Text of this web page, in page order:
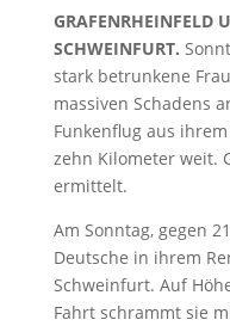
GRAFENRHEINFELD
SCHWEINFURT.
stark betrunkene
massiven Schadens
Funkenflug aus
zehn Kilometer weit.
ermittelt.
Am Sonntag, gegen
Deutsche in ihrem
Schweinfurt. Auf
Fahrt schrammt sie